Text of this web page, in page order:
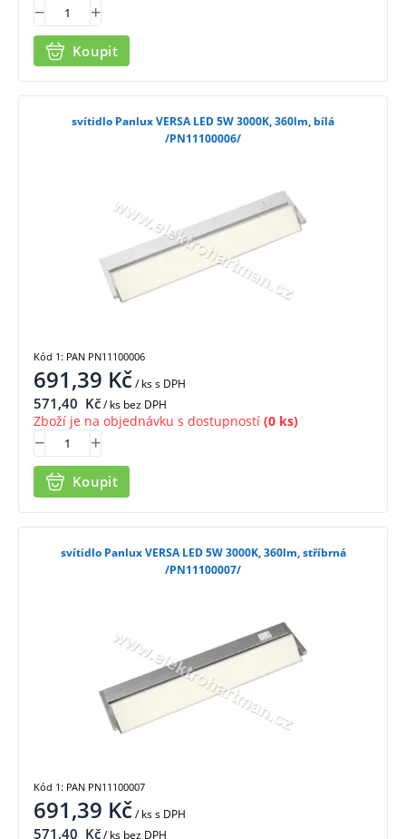
Koupit
svítidlo Panlux VERSA LED 5W 3000K, 360lm, bílá
/PN11100006/
691,39 Kč/ kss DPH
571,40 Kč/ ks bez DPH
Zboží je na objednávku s dostupností (0 ks)
Koupit
Kód 1: PAN PN11100006
svítidlo Panlux VERSA LED 5W 3000K, 360lm, stříbrná
/PN11100007/
691,39 Kč/ kss DPH
571,40 Kč/ ks bez DPH
Kód 1: PAN PN11100007